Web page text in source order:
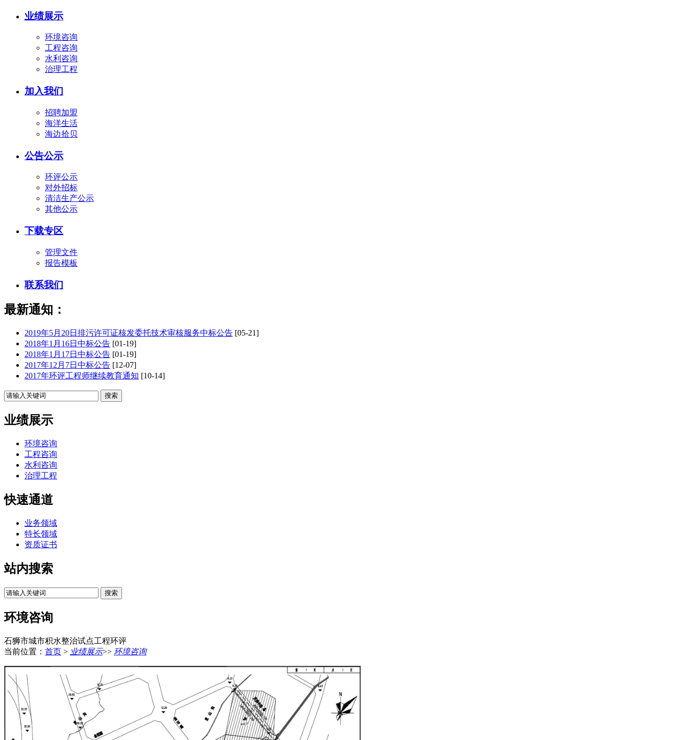
业绩展示
环境咨询
工程咨询
水利咨询
治理工程
加入我们
招聘加盟
海洋生活
海边拾贝
公告公示
环评公示
对外招标
清洁生产公示
其他公示
下载专区
管理文件
报告模板
联系我们
最新通知：
2019年5月20日排污许可证核发委托技术审核服务中标公告 [05-21]
2018年1月16日中标公告 [01-19]
2018年1月17日中标公告 [01-19]
2017年12月7日中标公告 [12-07]
2017年环评工程师继续教育通知 [10-14]
业绩展示
环境咨询
工程咨询
水利咨询
治理工程
快速通道
业务领域
特长领域
资质证书
站内搜索
环境咨询
石狮市城市积水整治试点工程环评
当前位置： 首页 > 业绩展示>> 环境咨询